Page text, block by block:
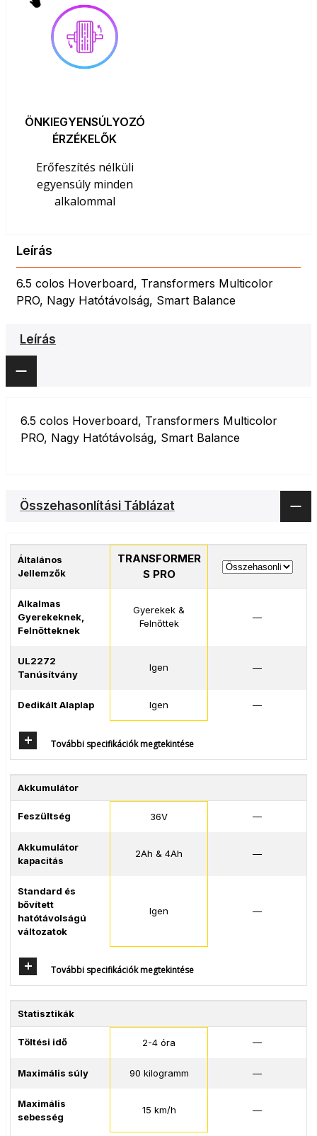
ÖNKIEGYENSÚLYOZÓ
ÉRZÉKELŐK
Erőfeszítés nélküli
egyensúly minden
alkalommal
Leírás
6.5 colos Hoverboard, Transformers Multicolor
PRO, Nagy Hatótávolság, Smart Balance
Leírás
6.5 colos Hoverboard, Transformers Multicolor
PRO, Nagy Hatótávolság, Smart Balance
Összehasonlítási Táblázat
Általános
Jellemzők
TRANSFORMER
S PRO
Alkalmas
Gyerekeknek,
Felnőtteknek
Gyerekek &
Felnőttek
—
UL2272
Tanúsítvány
Igen —
Dedikált Alaplap Igen —
További specifikációk megtekintése
Akkumulátor
Feszültség 36V —
Akkumulátor
kapacitás
2Ah & 4Ah —
Standard és
bővített
hatótávolságú
változatok
Igen —
További specifikációk megtekintése
Statisztikák
Töltési idő 2-4 óra —
Maximális súly 90 kilogramm —
Maximális
sebesség
15 km/h —